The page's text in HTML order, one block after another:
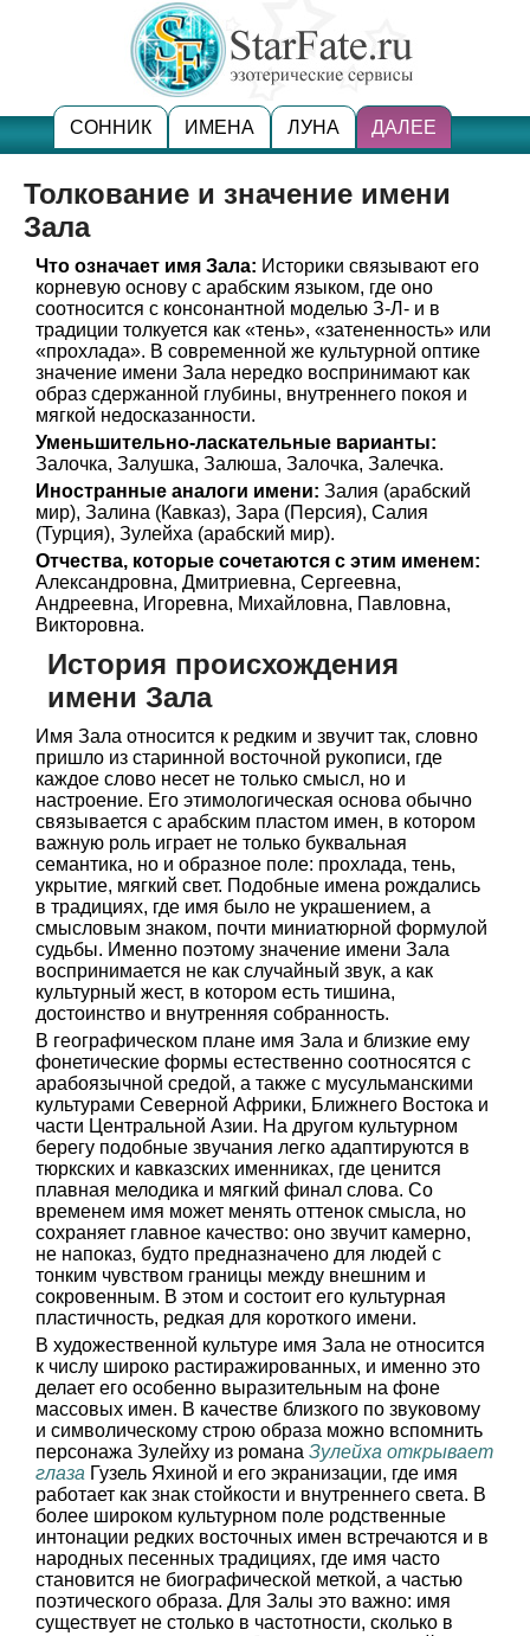
СОННИК ИМЕНА ЛУНА ДАЛЕЕ
Толкование и значение имени
Зала
Что означает имя Зала: Историки связывают его
корневую основу с арабским языком, где оно
соотносится с консонантной моделью З-Л- и в
традиции толкуется как «тень», «затененность» или
«прохлада». В современной же культурной оптике
значение имени Зала нередко воспринимают как
образ сдержанной глубины, внутреннего покоя и
мягкой недосказанности.
Уменьшительно-ласкательные варианты:
Залочка, Залушка, Залюша, Залочка, Залечка.
Иностранные аналоги имени: Залия (арабский
мир), Залина (Кавказ), Зара (Персия), Салия
(Турция), Зулейха (арабский мир).
Отчества, которые сочетаются с этим именем:
Александровна, Дмитриевна, Сергеевна,
Андреевна, Игоревна, Михайловна, Павловна,
Викторовна.
История происхождения
имени Зала
Имя Зала относится к редким и звучит так, словно
пришло из старинной восточной рукописи, где
каждое слово несет не только смысл, но и
настроение. Его этимологическая основа обычно
связывается с арабским пластом имен, в котором
важную роль играет не только буквальная
семантика, но и образное поле: прохлада, тень,
укрытие, мягкий свет. Подобные имена рождались
в традициях, где имя было не украшением, а
смысловым знаком, почти миниатюрной формулой
судьбы. Именно поэтому значение имени Зала
воспринимается не как случайный звук, а как
культурный жест, в котором есть тишина,
достоинство и внутренняя собранность.
В географическом плане имя Зала и близкие ему
фонетические формы естественно соотносятся с
арабоязычной средой, а также с мусульманскими
культурами Северной Африки, Ближнего Востока и
части Центральной Азии. На другом культурном
берегу подобные звучания легко адаптируются в
тюркских и кавказских именниках, где ценится
плавная мелодика и мягкий финал слова. Со
временем имя может менять оттенок смысла, но
сохраняет главное качество: оно звучит камерно,
не напоказ, будто предназначено для людей с
тонким чувством границы между внешним и
сокровенным. В этом и состоит его культурная
пластичность, редкая для короткого имени.
В художественной культуре имя Зала не относится
к числу широко растиражированных, и именно это
делает его особенно выразительным на фоне
массовых имен. В качестве близкого по звуковому
и символическому строю образа можно вспомнить
персонажа Зулейху из романа Зулейха открывает
глаза Гузель Яхиной и его экранизации, где имя
работает как знак стойкости и внутреннего света. В
более широком культурном поле родственные
интонации редких восточных имен встречаются и в
народных песенных традициях, где имя часто
становится не биографической меткой, а частью
поэтического образа. Для Залы это важно: имя
существует не столько в частотности, сколько в